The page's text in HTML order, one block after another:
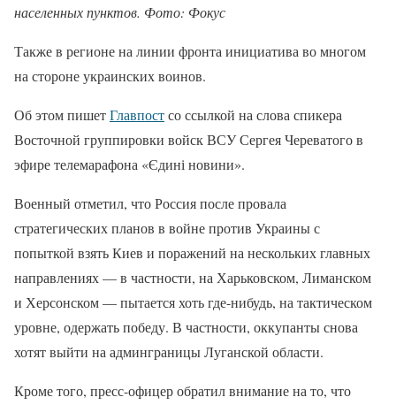
населенных пунктов. Фото: Фокус
Также в регионе на линии фронта инициатива во многом
на стороне украинских воинов.
Об этом пишетГлавпостсо ссылкой на слова спикера
Восточной группировки войск ВСУ Сергея Череватого в
эфире телемарафона «Єдині новини».
Военный отметил, что Россия после провала
стратегических планов в войне против Украины с
попыткой взять Киев и поражений на нескольких главных
направлениях — в частности, на Харьковском, Лиманском
и Херсонском — пытается хоть где-нибудь, на тактическом
уровне, одержать победу. В частности, оккупанты снова
хотят выйти на админграницы Луганской области.
Кроме того, пресс-офицер обратил внимание на то, что